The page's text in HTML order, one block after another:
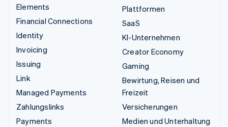
Elements
Financial Connections
Identity
Invoicing
Issuing
Link
Managed Payments
Zahlungslinks
Payments
Plattformen
SaaS
KI-Unternehmen
Creator Economy
Gaming
Bewirtung, Reisen und
Freizeit
Versicherungen
Medien und Unterhaltung